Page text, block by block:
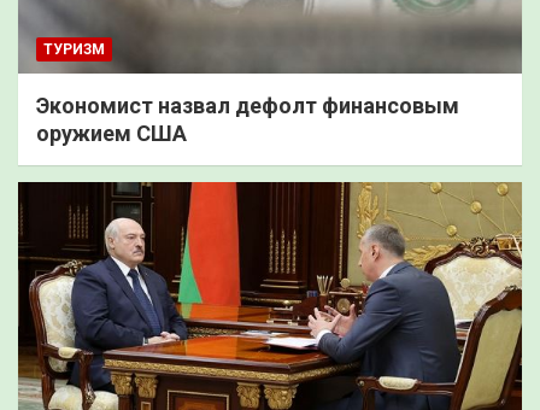
ТУРИЗМ
Экономист назвал дефолт финансовым
оружием США